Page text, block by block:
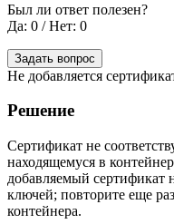
Был ли ответ полезен?
Да: 0 / Нет: 0
Задать вопрос
Не добавляется
Решение
Сертификат не
находящемуся в
добавляемый сертификат
ключей; повторите еще
контейнера.